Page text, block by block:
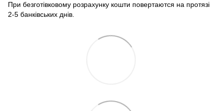
При безготівковому розрахунку кошти повертаются на протязі
2-5 банківських днів.